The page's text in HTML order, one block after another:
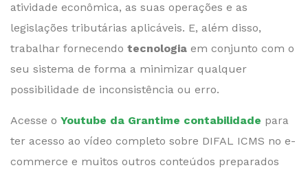
atividade econômica, as suas operações e as
legislações tributárias aplicáveis. E, além disso,
trabalhar fornecendo tecnologia em conjunto com o
seu sistema de forma a minimizar qualquer
possibilidade de inconsistência ou erro.
Acesse o Youtube da Grantime contabilidade para
ter acesso ao vídeo completo sobre DIFAL ICMS no e-
commerce e muitos outros conteúdos preparados